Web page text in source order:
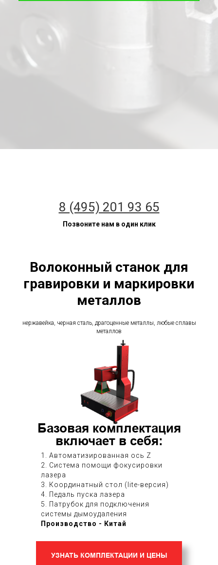
8 (495) 201 93 65
Позвоните нам в один клик
Волоконный станок для
гравировки и маркировки
металлов
нержавейка, черная сталь, драгоценные металлы, любые сплавы
металлов
1. Автоматизированная ось Z
2. Система помощи фокусировки
лазера
3. Координатный стол (lite-версия)
4. Педаль пуска лазера
5. Патрубок для подключения
системы дымоудаления
Производство - Китай
Базовая комплектация
включает в себя:
УЗНАТЬ КОМПЛЕКТАЦИИ И ЦЕНЫ